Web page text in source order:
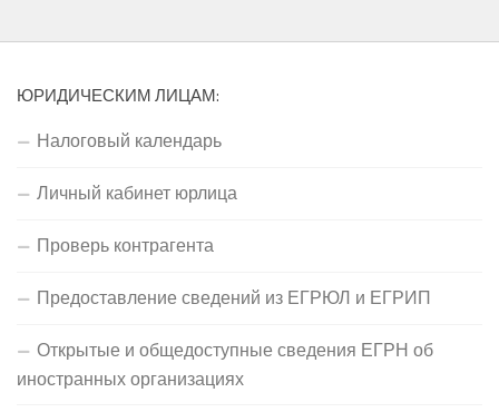
ЮРИДИЧЕСКИМ ЛИЦАМ:
Налоговый календарь
Личный кабинет юрлица
Проверь контрагента
Предоставление сведений из ЕГРЮЛ и ЕГРИП
Открытые и общедоступные сведения ЕГРН об
иностранных организациях